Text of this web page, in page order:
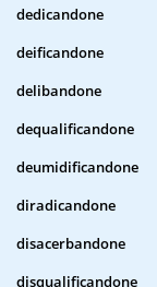
dedicandone
deificandone
delibandone
dequalificandone
deumidificandone
diradicandone
disacerbandone
disqualificandone